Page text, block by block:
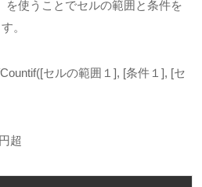
を使うことでセルの範囲と条件を
。
セルの範囲１ ], [条件１ ], [セ
超